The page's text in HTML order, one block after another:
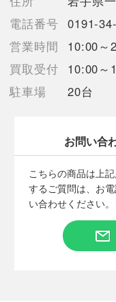
■状態等は画像をご確認
こちらの商品はお客様
人の手を経た商品です
弊社（株式会社オカモ
装サイト』を確認して
当店とは一切関係が
電話番号 0191-
営業時間
10:00～
買取受付
10:00～
駐車場
20台
お問い合
こちらの商品は上
するご質問は、お
い合わせください。